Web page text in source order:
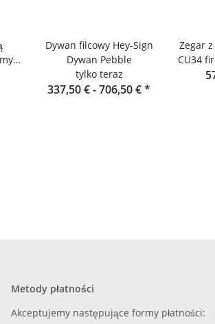
Dywan filcowy Hey-Sign
Dywan Pebble
tylko teraz
337,50 € -706,50 €*
Zegar
CU34
Metody płatności
Akceptujemy następujące formy płatności: